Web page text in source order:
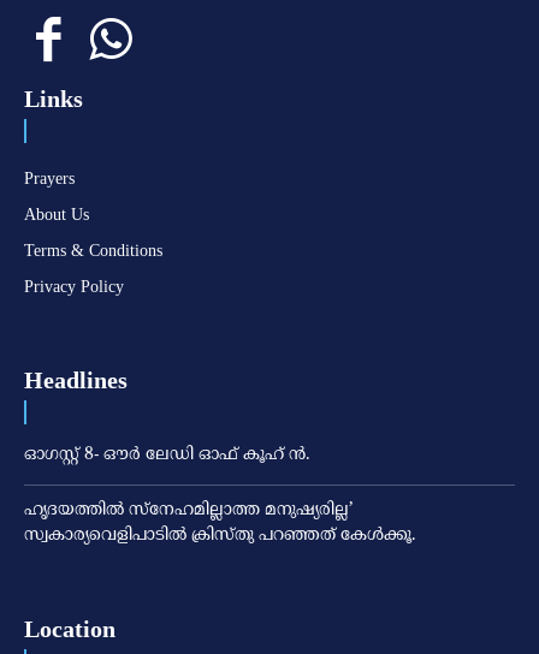
Links
Prayers
About Us
Terms & Conditions
Privacy Policy
Headlines
ഓഗസ്റ്റ് 8- ഔര്‍ ലേഡി ഓഫ് കൂഹ് ന്‍.
ഹൃദയത്തില്‍ സ്‌നേഹമില്ലാത്ത മനുഷ്യരില്ല’
സ്വകാര്യവെളിപാടില്‍ ക്രിസ്തു പറഞ്ഞത് കേള്‍ക്കൂ.
Location